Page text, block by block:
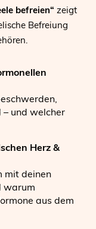
befreien“ zeigt
Befreiung
– und welcher
Herz &
mit deinen
warum
aus dem